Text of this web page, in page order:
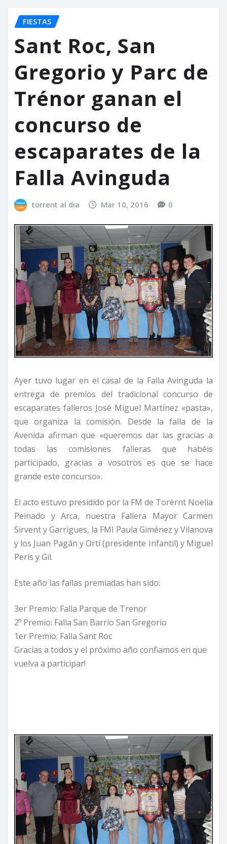
FIESTAS
Sant Roc, San
Gregorio y Parc de
Trénor ganan el
concurso de
escaparates de la
Falla Avinguda
torrent al dia Mar 10, 2016 0
Ayer tuvo lugar en el casal de la Falla Avinguda la
entrega de premios del tradicional concurso de
escaparates falleros José Miguel Martínez «pasta»,
que organiza la comisión. Desde la falla de la
Avenida afirman que «queremos dar las gracias a
todas las comisiones falleras que habéis
participado, gracias a vosotros es que se hace
grande este concurso».
El acto estuvo presidido por la FM de Torernt Noelia
Peinado y Arca, nuestra Fallera Mayor Carmen
Sirvent y Garrigues, la FMI Paula Giménez y Vilanova
y los Juan Pagán y Ortí (presidente Infantil) y Miguel
Peris y Gil.
Este año las fallas premiadas han sido:
3er Premio: Falla Parque de Trenor
2º Premio: Falla San Barrio San Gregorio
1er Premio: Falla Sant Roc
Gracias a todos y el próximo año confiamos en que
vuelva a participar!